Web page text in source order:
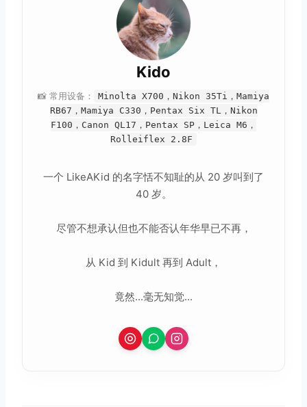
Kido
📸 常用设备：
Minolta X700，Nikon 35Ti，Mamiya
RB67，Mamiya C330，Pentax Six TL，Nikon
F100，Canon QL17，Pentax SP，Leica M6，
Rolleiflex 2.8F
一个 LikeAKid 的名字恬不知耻的从 20 岁叫到了
40 岁。
尽管不想承认但也不能否认年华早已不再，
从 Kid 到 Kidult 再到 Adult，
竟然...毫无知觉...